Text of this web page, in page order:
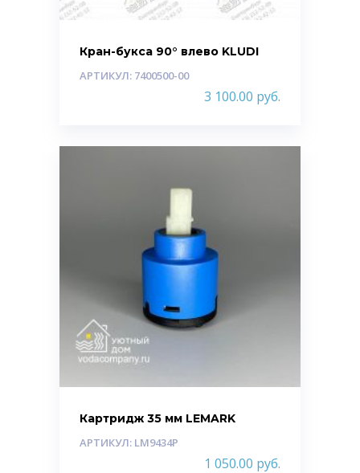
Кран-букса 90° влево KLUDI
АРТИКУЛ: 7400500-00
3 100.00 руб.
Картридж 35 мм LEMARK
АРТИКУЛ: LM9434P
1 050.00 руб.